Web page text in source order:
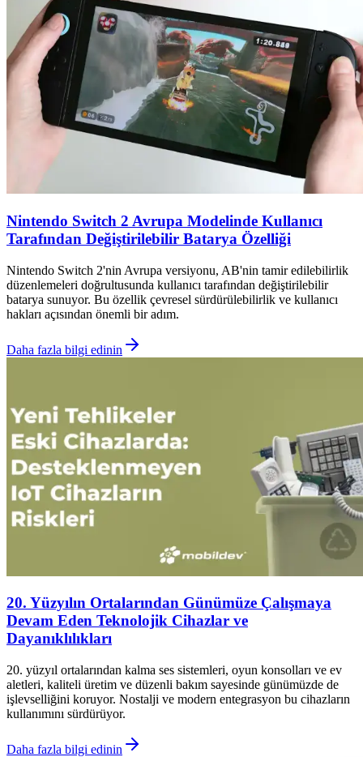
Nintendo Switch 2 Avrupa Modelinde Kullanıcı
Tarafından Değiştirilebilir Batarya Özelliği
Nintendo Switch 2'nin Avrupa versiyonu, AB'nin tamir edilebilirlik
düzenlemeleri doğrultusunda kullanıcı tarafından değiştirilebilir
batarya sunuyor. Bu özellik çevresel sürdürülebilirlik ve kullanıcı
hakları açısından önemli bir adım.
Daha fazla bilgi edinin
20. Yüzyılın Ortalarından Günümüze Çalışmaya
Devam Eden Teknolojik Cihazlar ve
Dayanıklılıkları
20. yüzyıl ortalarından kalma ses sistemleri, oyun konsolları ve ev
aletleri, kaliteli üretim ve düzenli bakım sayesinde günümüzde de
işlevselliğini koruyor. Nostalji ve modern entegrasyon bu cihazların
kullanımını sürdürüyor.
Daha fazla bilgi edinin